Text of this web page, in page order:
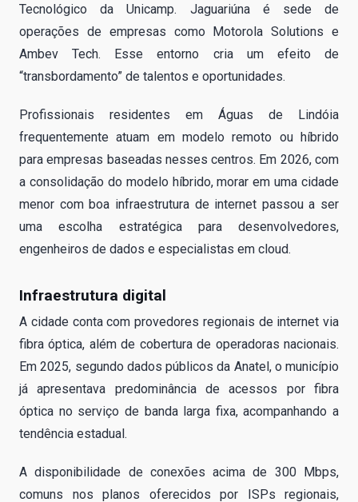
Tecnológico da Unicamp. Jaguariúna é sede de
operações de empresas como Motorola Solutions e
Ambev Tech. Esse entorno cria um efeito de
“transbordamento” de talentos e oportunidades.
Profissionais residentes em Águas de Lindóia
frequentemente atuam em modelo remoto ou híbrido
para empresas baseadas nesses centros. Em 2026, com
a consolidação do modelo híbrido, morar em uma cidade
menor com boa infraestrutura de internet passou a ser
uma escolha estratégica para desenvolvedores,
engenheiros de dados e especialistas em cloud.
Infraestrutura digital
A cidade conta com provedores regionais de internet via
fibra óptica, além de cobertura de operadoras nacionais.
Em 2025, segundo dados públicos da Anatel, o município
já apresentava predominância de acessos por fibra
óptica no serviço de banda larga fixa, acompanhando a
tendência estadual.
A disponibilidade de conexões acima de 300 Mbps,
comuns nos planos oferecidos por ISPs regionais,